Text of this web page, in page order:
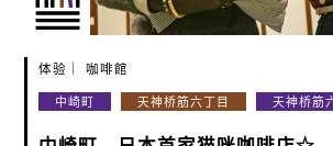
体验
咖啡館
中崎町
天神桥筋六丁目 天神桥筋